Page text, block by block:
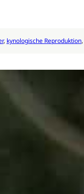
, kynologische Reproduktion,